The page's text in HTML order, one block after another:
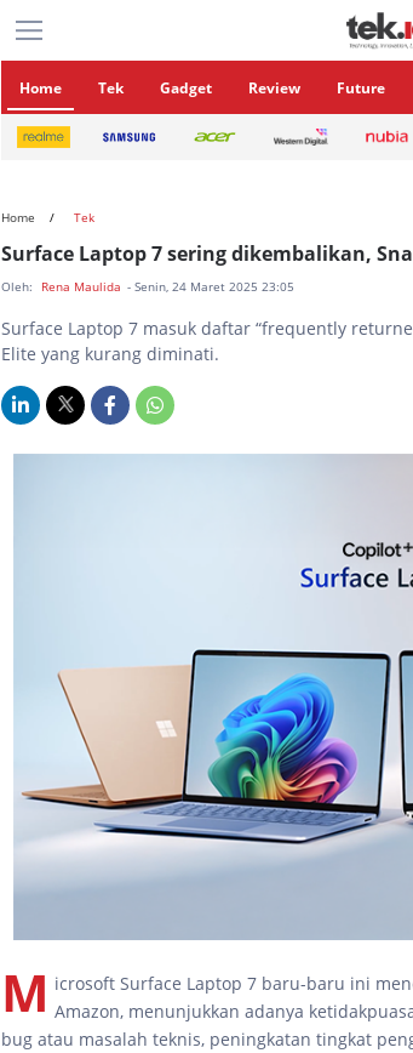
Home Tek Gadget Review Future
Home Tek
Surface Laptop 7 sering dikembalikan,
Oleh: Rena Maulida - Senin, 24 Maret 2025 23:05
Surface Laptop 7 masuk daftar “frequently
Elite yang kurang diminati.
M icrosoft Surface Laptop 7 baru-baru ini
Amazon, menunjukkan adanya
bug atau masalah teknis, peningkatan tingkat